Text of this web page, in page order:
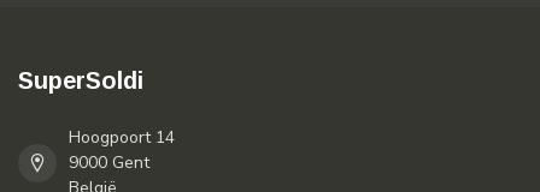
SuperSoldi
Hoogpoort 14
9000 Gent